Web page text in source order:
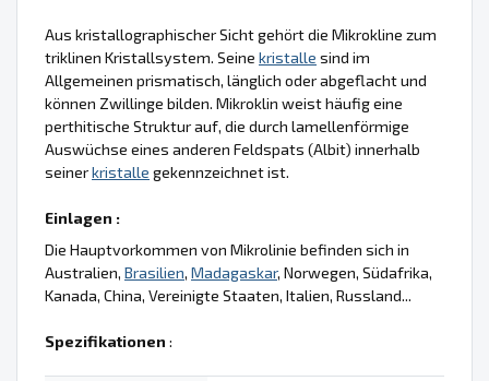
Aus kristallographischer Sicht gehört die Mikrokline zum
triklinen Kristallsystem. Seine kristalle sind im
Allgemeinen prismatisch, länglich oder abgeflacht und
können Zwillinge bilden. Mikroklin weist häufig eine
perthitische Struktur auf, die durch lamellenförmige
Auswüchse eines anderen Feldspats (Albit) innerhalb
seinerkristalle gekennzeichnet ist.
Einlagen :
Die Hauptvorkommen von Mikrolinie befinden sich in
Australien, Brasilien, Madagaskar, Norwegen, Südafrika,
Kanada, China, Vereinigte Staaten, Italien, Russland...
Spezifikationen :